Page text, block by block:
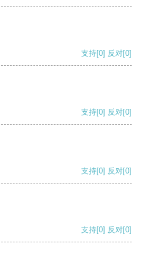
支持[0] 反对[0]
支持[0] 反对[0]
支持[0] 反对[0]
支持[0] 反对[0]